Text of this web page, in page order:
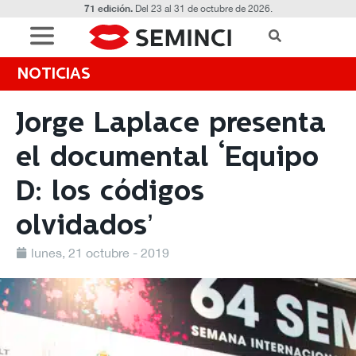
71 edición.Del 23 al 31 de octubre de 2026.
NOTICIAS
Jorge Laplace presenta
el documental ‘Equipo
D: los códigos
olvidados’
lunes, 21 octubre - 2019